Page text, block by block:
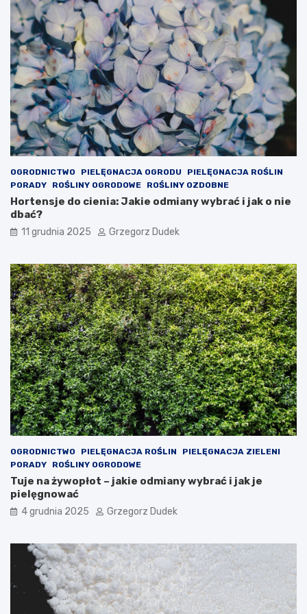
e
j
t
y
p
o
w
y
c
h
s
y
p
t
o
m
ó
l
e
r
g
i
i
u
d
z
i
e
c
i
o
n
a
r
o
d
z
e
n
i
o
w
d
e
k
o
r
j
e
n
a
w
ł
a
s
n
ą
r
ę
k
ę
OGRODNICTWO PIELĘGNACJA OGRODU
PIELĘGNACJA ROŚLIN
PORADY
ROŚLINY OGRODOWE ROŚLINY OZDOBNE
Hortensje do cienia: Jakie odmiany wybrać i jak o nie
dbać?
11 grudnia 2025 Grzegorz Dudek
OGRODNICTWO PIELĘGNACJA ROŚLIN
PIELĘGNACJA ZIELENI
PORADY
ROŚLINY OGRODOWE
Tuje na żywopłot – jakie odmiany wybrać i jak je
pielęgnować
4 grudnia 2025 Grzegorz Dudek